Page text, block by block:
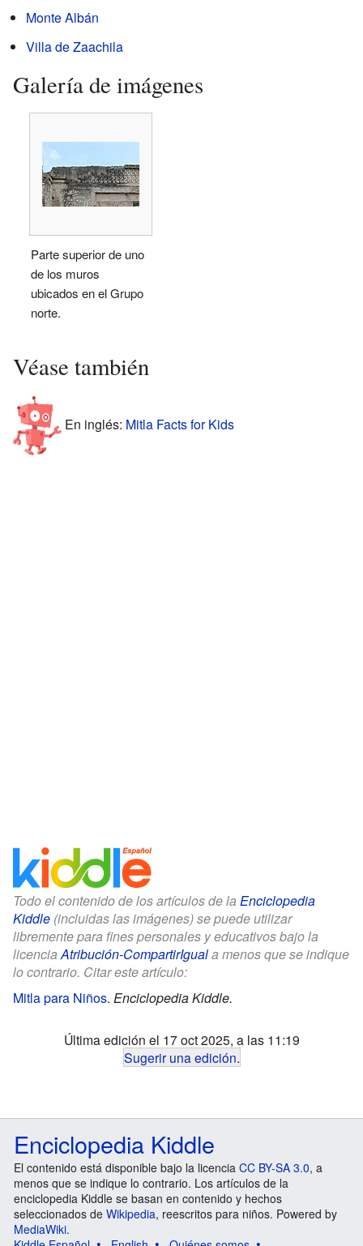
Monte Albán
Villa de Zaachila
Galería de imágenes
Parte superior de uno
de los muros
ubicados en el Grupo
norte.
Véase también
En inglés: Mitla Facts for Kids
Todo el contenido de los artículos de la Enciclopedia
Kiddle (incluidas las imágenes) se puede utilizar
libremente para fines personales y educativos bajo la
licenciaAtribución-CompartirIguala menos que se indique
lo contrario. Citar este artículo:
Mitla para Niños. Enciclopedia Kiddle.
Última edición el 17 oct 2025, a las 11:19
Sugerir una edición.
Enciclopedia Kiddle
El contenido está disponible bajo la licencia CC BY-SA 3.0, a
menos que se indique lo contrario. Los artículos de la
enciclopedia Kiddle se basan en contenido y hechos
seleccionados de Wikipedia, reescritos para niños. Powered by
MediaWiki.